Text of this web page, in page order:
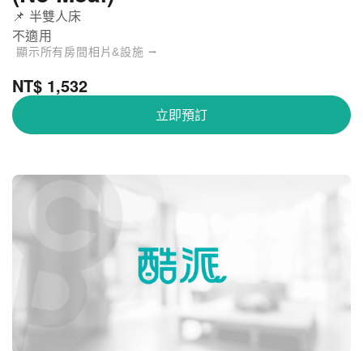
📌 半雙人床
不適用
顯示所有房間相片&設施 ⭢
NT$ 1,532
立即預訂
大阪難波rex酒店 - Single Room Smoking (獨